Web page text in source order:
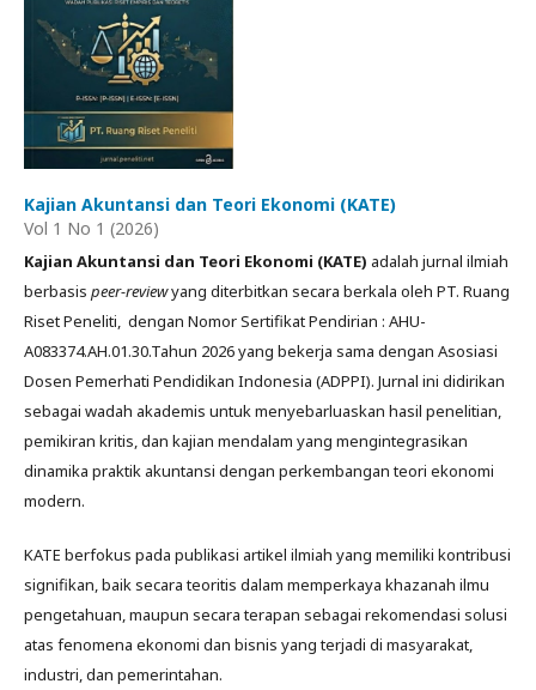
Kajian Akuntansi dan Teori Ekonomi (KATE)
Vol 1 No 1 (2026)
Kajian Akuntansi dan Teori Ekonomi (KATE) adalah jurnal ilmiah
berbasis peer-reviewyang diterbitkan secara berkala oleh PT. Ruang
Riset Peneliti, dengan Nomor Sertifikat Pendirian : AHU-
A083374.AH.01.30.Tahun 2026 yang bekerja sama dengan Asosiasi
Dosen Pemerhati Pendidikan Indonesia (ADPPI). Jurnal ini didirikan
sebagai wadah akademis untuk menyebarluaskan hasil penelitian,
pemikiran kritis, dan kajian mendalam yang mengintegrasikan
dinamika praktik akuntansi dengan perkembangan teori ekonomi
modern.
KATE berfokus pada publikasi artikel ilmiah yang memiliki kontribusi
signifikan, baik secara teoritis dalam memperkaya khazanah ilmu
pengetahuan, maupun secara terapan sebagai rekomendasi solusi
atas fenomena ekonomi dan bisnis yang terjadi di masyarakat,
industri, dan pemerintahan.